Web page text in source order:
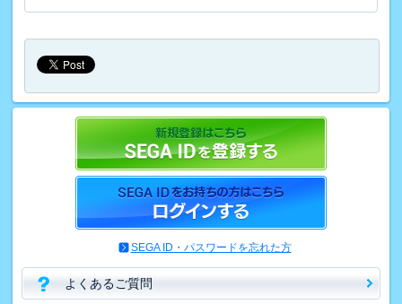
SEGA ID・パスワードを忘れた方
よくあるご質問